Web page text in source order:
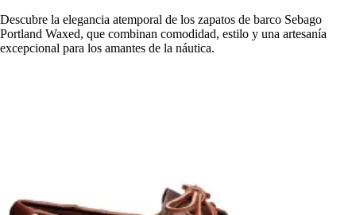
Descubre la elegancia atemporal de los zapatos de barco Sebago
Portland Waxed, que combinan comodidad, estilo y una artesanía
excepcional para los amantes de la náutica.